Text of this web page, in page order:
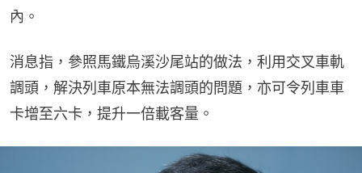
內。
消息指，參照馬鐵烏溪沙尾站的做法，利用交叉車軌
調頭，解決列車原本無法調頭的問題，亦可令列車車
卡增至六卡，提升一倍載客量。